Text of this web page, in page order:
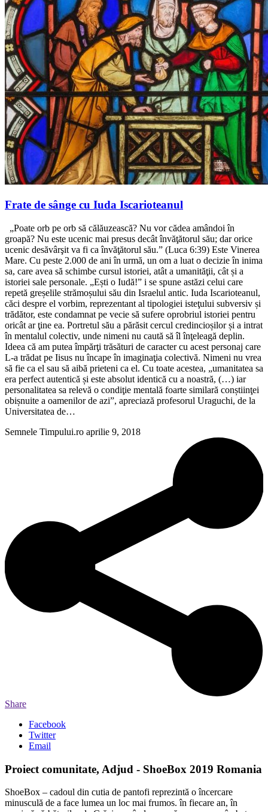
Frate de sânge cu Iuda Iscarioteanul
„Poate orb pe orb să călăuzească? Nu vor cădea amândoi în
groapă? Nu este ucenic mai presus decât învăţătorul său; dar orice
ucenic desăvârşit va fi ca învăţătorul său.” (Luca 6:39) Este Vinerea
Mare. Cu peste 2.000 de ani în urmă, un om a luat o decizie în inima
sa, care avea să schimbe cursul istoriei, atât a umanităţii, cât și a
istoriei sale personale. „Ești o Iudă!” i se spune astăzi celui care
repetă greșelile strămoșului său din Israelul antic. Iuda Iscarioteanul,
căci despre el vorbim, reprezentant al tipologiei isteţului subversiv și
trădător, este condamnat pe vecie să sufere oprobriul istoriei pentru
oricât ar ţine ea. Portretul său a părăsit cercul credincioșilor și a intrat
în mentalul colectiv, unde nimeni nu caută să îl înţeleagă deplin.
Ideea că am putea împărţi trăsături de caracter cu acest personaj care
L-a trădat pe Iisus nu încape în imaginaţia colectivă. Nimeni nu vrea
să fie ca el sau să aibă prieteni ca el. Cu toate acestea, „umanitatea sa
era perfect autentică și este absolut identică cu a noastră, (…) iar
personalitatea sa relevă o condiţie mentală foarte similară conștiinţei
obișnuite a oamenilor de azi”, apreciază profesorul Uraguchi, de la
Universitatea de…
Semnele Timpului.ro aprilie 9, 2018
Share
Facebook
Twitter
Email
Proiect comunitate, Adjud - ShoeBox 2019 Romania
ShoeBox – cadoul din cutia de pantofi reprezintă o încercare
minusculă de a face lumea un loc mai frumos. în fiecare an, în